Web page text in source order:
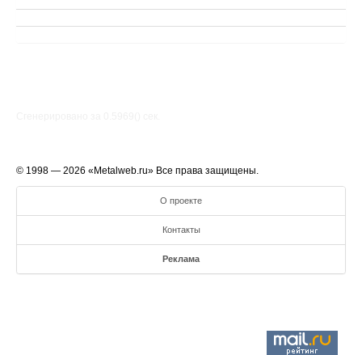
© 1998 — 2026 «Metalweb.ru» Все права защищены.
О проекте
Контакты
Реклама